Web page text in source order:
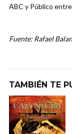
ABC y Público
Fuente: Rafael
TAMBIÉN TE